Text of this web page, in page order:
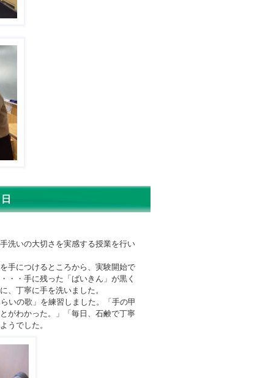
洗いの大切さを実感する授業を行い
手につけるところから、実験開始で
・・手に残った「ばいきん」が黒く
丁寧に手を洗いました。
いの歌」を練習しました。「手の甲
がわかった。」「毎日、石鹸で丁寧
うでした。